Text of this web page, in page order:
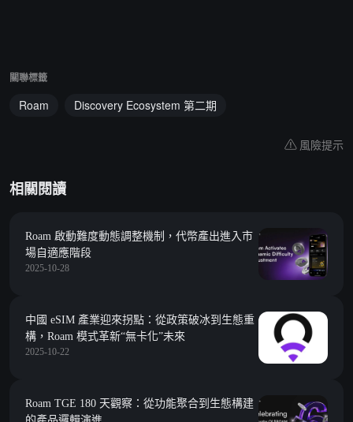
關聯標籤
Roam Discovery Ecosystem 第二期
風險提示
相關閱讀
Roam 啟動難度動態調整機制，代幣產出進入市
場自適應階段
2025-10-28
中國 eSIM 產業迎來拐點：從政策破冰到生態重
構，Roam 模式革新“無卡化”未來
2025-10-22
Roam TGE 180 天觀察：從功能聚合到生態構建